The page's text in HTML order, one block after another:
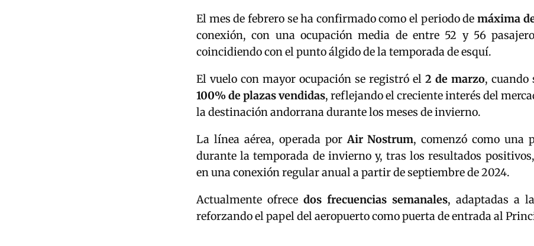
El mes de febrero se ha confirmado como el periodo demáxima
conexión, con una ocupación media de entre 52 y 56
coincidiendo con el punto álgido de la temporada de esquí.
El vuelo con mayor ocupación se registró el 2 de marzo, cuando
100% de plazas vendidas, reflejando el creciente interés del
la destinación andorrana durante los meses de invierno.
La línea aérea, operada porAir Nostrum, comenzó como una
durante la temporada de invierno y, tras los resultados
en una conexión regular anual a partir de septiembre de 2024.
Actualmente ofrece dos frecuencias semanales, adaptadas a
reforzando el papel del aeropuerto como puerta de entrada al